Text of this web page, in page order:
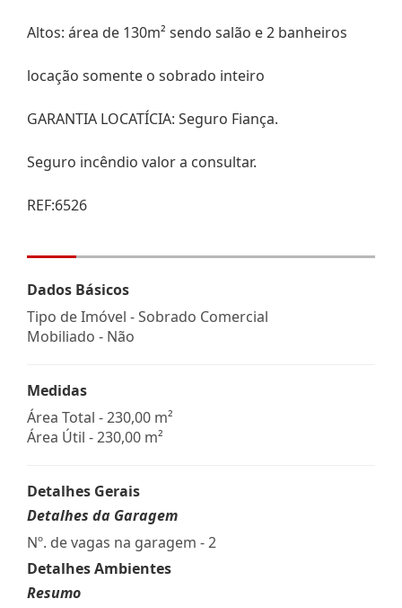
Altos: área de 130m² sendo salão e 2 banheiros
locação somente o sobrado inteiro
GARANTIA LOCATÍCIA: Seguro Fiança.
Seguro incêndio valor a consultar.
REF:6526
Dados Básicos
Tipo de Imóvel - Sobrado Comercial
Mobiliado - Não
Medidas
Área Total - 230,00 m²
Área Útil - 230,00 m²
Detalhes Gerais
Detalhes da Garagem
Nº. de vagas na garagem - 2
Detalhes Ambientes
Resumo